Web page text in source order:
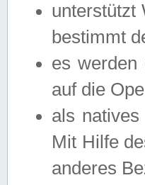
unterstützt
bestimmt
es werden
auf die
als
Mit Hilfe
anderes